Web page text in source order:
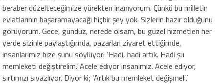
beraber düzelteceğimize yürekten inanıyorum. Çünkü bu milletin
evlatlarının başaramayacağı hiçbir şey yok. Sizlerin hazır olduğunu
görüyorum. Gece, gündüz, nerede olsam, bu güzel hizmetleri her
yerde sizinle paylaştığımda, pazarları ziyaret ettiğimde,
insanlarımız bize şunu söylüyor: ‘Hadi, hadi artık. Hadi şu
memleketi değiştirelim.’ Acele ediyor insanımız. Acele ediyor,
sırtımızı sıvazlıyor. Diyor ki; ‘Artık bu memleket değişmeli.’